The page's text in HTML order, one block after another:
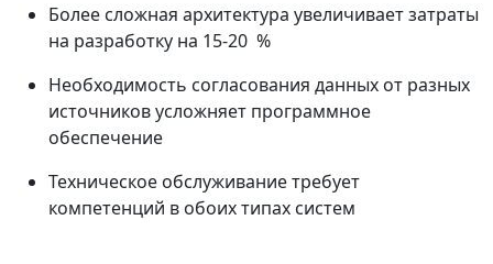
Более сложная архитектура увеличивает затраты
на разработку на 15-20 %
Необходимость согласования данных от разных
источников усложняет программное
обеспечение
Техническое обслуживание требует
компетенций в обоих типах систем